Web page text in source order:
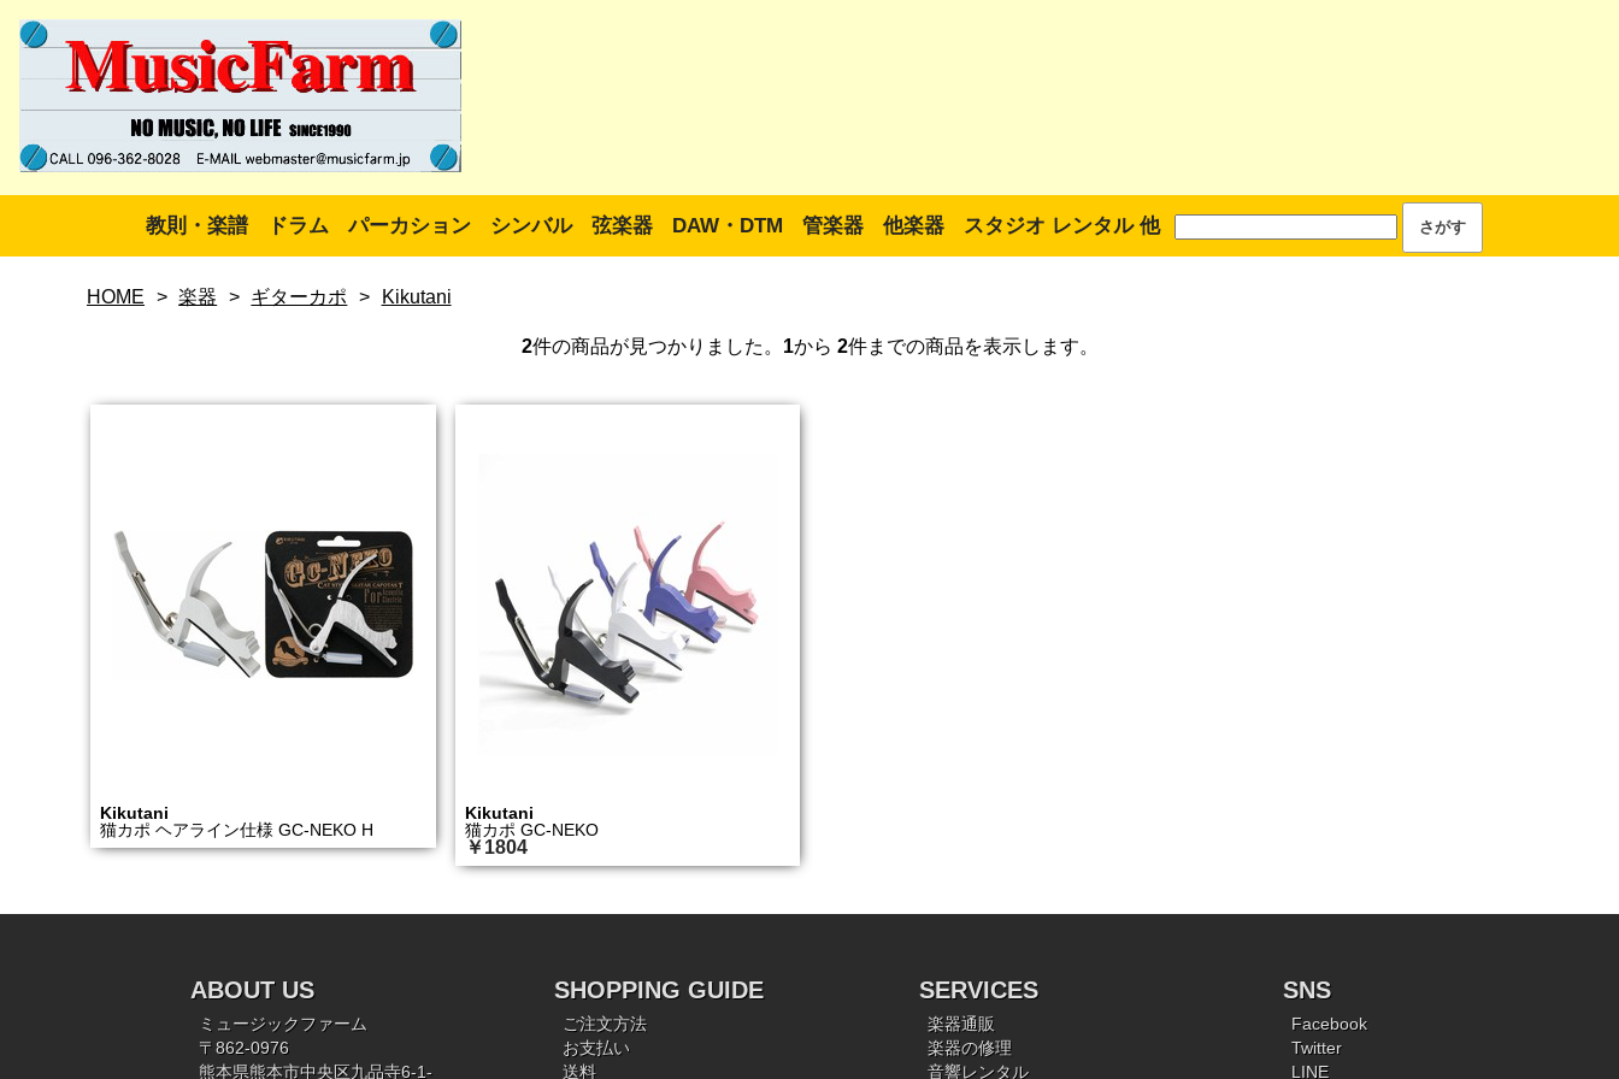
教則・楽譜 ドラム パーカション シンバル 弦楽器 DAW・DTM 管楽器 他楽器 スタジオ レンタル 他
HOME > 楽器 > ギターカポ > Kikutani
2件の商品が見つかりました。 1から 2件までの商品を表示します。
Kikutani
猫カポ ヘアライン仕様 GC-NEKO H
Kikutani
猫カポ GC-NEKO
￥1804
ABOUT US
ミュージックファーム
〒862-0976
熊本県熊本市中央区九品寺6-1-
SHOPPING GUIDE
ご注文方法
お支払い
送料
SERVICES
楽器通販
楽器の修理
音響レンタル
SNS
Facebook
Twitter
LINE